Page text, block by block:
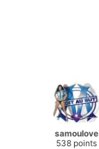
samoulove
538 points